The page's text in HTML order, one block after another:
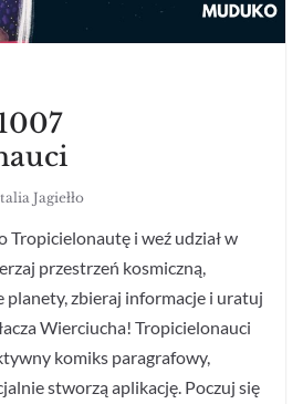
Jagiełło
Tropicielonautę i weź udział w
przestrzeń kosmiczną,
planety, zbieraj informacje i uratuj
Wierciucha! Tropicielonauci
komiks paragrafowy,
stworzą aplikację. Poczuj się